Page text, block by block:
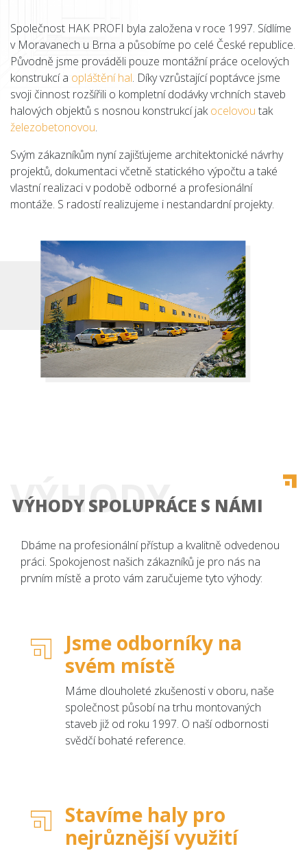
Společnost HAK PROFI byla založena v roce 1997. Sídlíme
v Moravanech u Brna a působíme po celé České republice.
Původně jsme prováděli pouze montážní práce ocelových
konstrukcí a opláštění hal. Díky vzrůstající poptávce jsme
svoji činnost rozšířili o kompletní dodávky vrchních staveb
halových objektů s nosnou konstrukcí jakocelovou tak
železobetonovou.
Svým zákazníkům nyní zajišťujeme architektonické návrhy
projektů, dokumentaci včetně statického výpočtu a také
vlastní realizaci v podobě odborné a profesionální
montáže. S radostí realizujeme i nestandardní projekty.
VÝHODY SPOLUPRÁCE S NÁMI
VÝHODY
Dbáme na profesionální přístup a kvalitně odvedenou
práci. Spokojenost našich zákazníků je pro nás na
prvním místě a proto vám zaručujeme tyto výhody:
Jsme odborníky na
svém místě
Máme dlouholeté zkušenosti v oboru, naše
společnost působí na trhu montovaných
staveb již od roku 1997. O naší odbornosti
svědčí bohaté reference.
Stavíme haly pro
nejrůznější využití